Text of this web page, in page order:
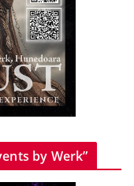
by Werk”